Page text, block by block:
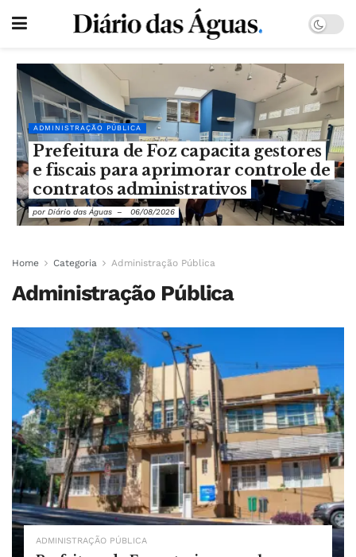
ADMINISTRAÇÃO PÚBLICA
Prefeitura de Foz capacita gestores
e fiscais para aprimorar controle de
contratos administrativos
por Diário das Águas 06/08/2026
Home Categoria Administração Pública
Administração Pública
ADMINISTRAÇÃO PÚBLICA